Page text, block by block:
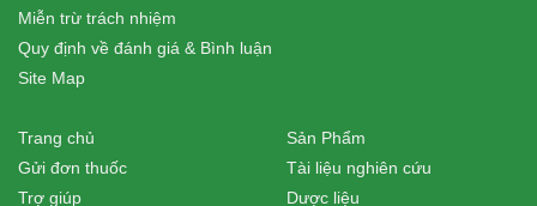
Miễn trừ trách nhiệm
Quy định về đánh giá & Bình luận
Site Map
Trang chủ
Gửi đơn thuốc
Trợ giúp
Sản Phẩm
Tài liệu nghiên cứu
Dược liệu